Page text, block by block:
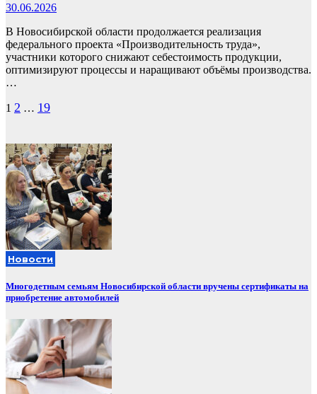
30.06.2026
В Новосибирской области продолжается реализация
федерального проекта «Производительность труда»,
участники которого снижают себестоимость продукции,
оптимизируют процессы и наращивают объёмы производства.
…
Пагинация
1 2 … 19
Новости
Многодетным семьям Новосибирской области вручены сертификаты на
приобретение автомобилей